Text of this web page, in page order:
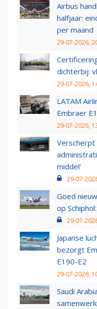
Airbus
halfjaar:
per maand
29-07-2026,
dichterbij:
29-07-2026,
LATAM
Embraer
29-07-2026,
Verscherpt
middel’
29-07-
Goed
op
29-07-
Japanse
bezorgt
E190-E2
29-07-2026,
Saudi